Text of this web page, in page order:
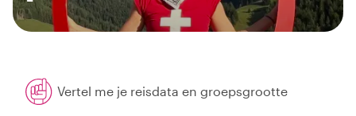
Vertel me je reisdata en groepsgrootte